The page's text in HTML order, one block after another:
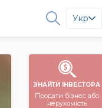
Укр
ЗНАЙТИ ІНВЕСТОРА
Продати бізнес або
нерухомість